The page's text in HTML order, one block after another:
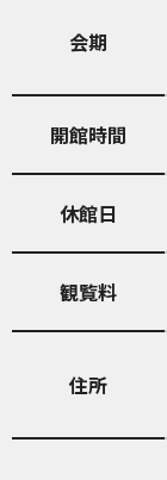
会期
開館時間
休館日
観覧料
住所